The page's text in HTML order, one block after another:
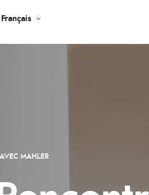
Français
Français
MAHLER